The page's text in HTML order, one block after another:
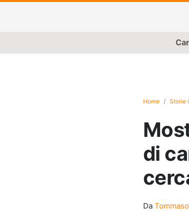
Home Storie
di
Da